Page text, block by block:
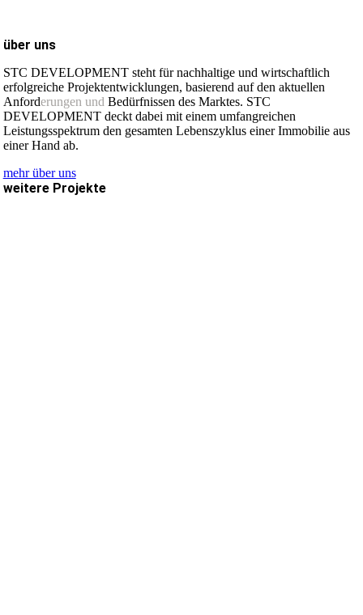
über uns
STC DEVELOPMENT steht für nachhaltige und wirtschaftlich
erfolgreiche Projektentwicklungen, basierend auf den aktuellen
Anforderungen und Bedürfnissen des Marktes. STC
DEVELOPMENT deckt dabei mit einem umfangreichen
Leistungsspektrum den gesamten Lebenszyklus einer Immobilie aus
einer Hand ab.
mehr über uns
weitere Projekte